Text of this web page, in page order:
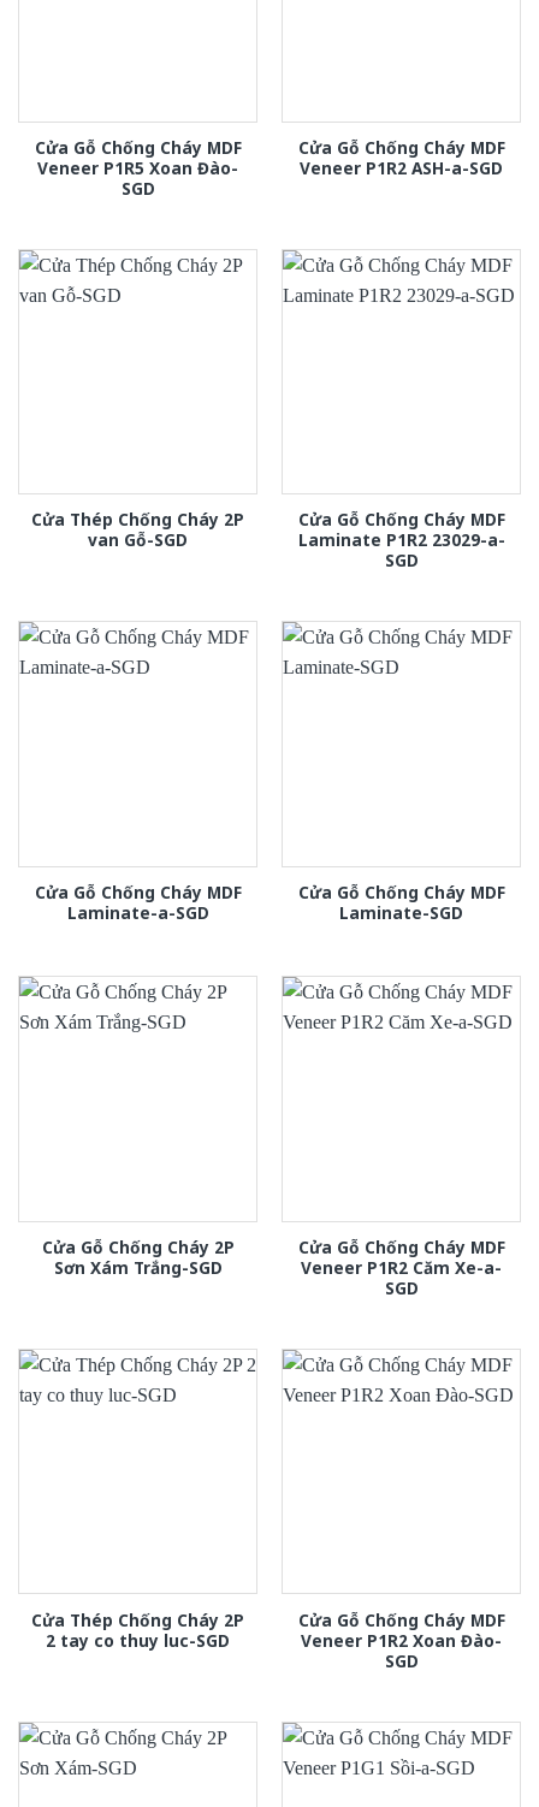
Cửa Gỗ Chống Cháy MDF
Veneer P1R5 Xoan Đào-
SGD
Cửa Gỗ Chống Cháy MDF
Veneer P1R2 ASH-a-SGD
Cửa Thép Chống Cháy 2P
van Gỗ-SGD
Cửa Gỗ Chống Cháy MDF
Laminate P1R2 23029-a-
SGD
Cửa Gỗ Chống Cháy MDF
Laminate-a-SGD
Cửa Gỗ Chống Cháy MDF
Laminate-SGD
Cửa Gỗ Chống Cháy 2P
Sơn Xám Trắng-SGD
Cửa Gỗ Chống Cháy MDF
Veneer P1R2 Căm Xe-a-
SGD
Cửa Thép Chống Cháy 2P
2 tay co thuy luc-SGD
Cửa Gỗ Chống Cháy MDF
Veneer P1R2 Xoan Đào-
SGD